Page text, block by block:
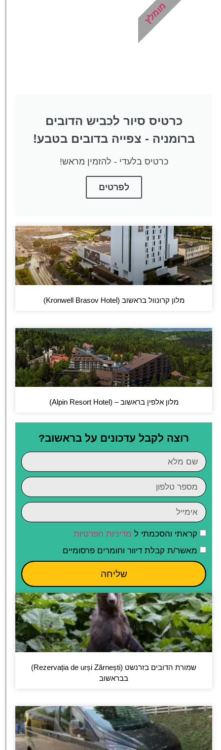
כרטיס סיור לכביש הדובים
ברומניה - צפייה בדובים בטבע!
כרטיס בלעדי - להזמין מראש!
לפרטים
מומלץ
מלון קרונוול בראשוב (Kronwell Brasov Hotel)
מלון אלפין בראשוב – (Alpin Resort Hotel)
רוצה לקבל עדכונים על בראשוב?
קראתי והסכמתי ל מדיניות הפרטיות
מאשר/ת קבלת דיוור וחומרים פרסומיים
שליחה
שמורת הדובים בזרנשט (Rezervația de urși Zărnești)
בבראשוב